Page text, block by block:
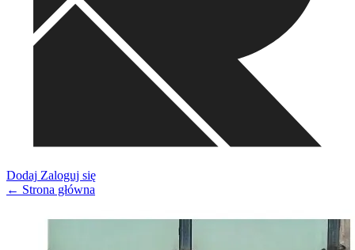
Dodaj Zaloguj się
← Strona główna